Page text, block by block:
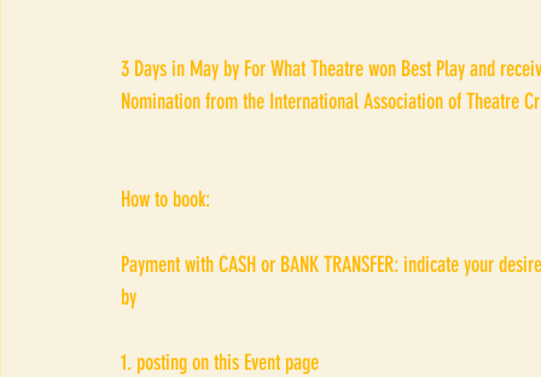
3 Days in May by For What Theatre won Best Play and
Nomination from the International Association of Theatre
How to book:
Payment with CASH or BANK TRANSFER: indicate your
by
1. posting on this Event page